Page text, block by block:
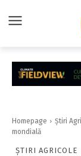
Homepage Știri
mondială
ȘTIRI AGRICOLE